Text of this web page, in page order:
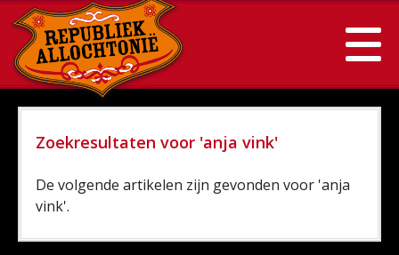
Zoekresultaten voor 'anja vink'
De volgende artikelen zijn gevonden voor 'anja
vink'.